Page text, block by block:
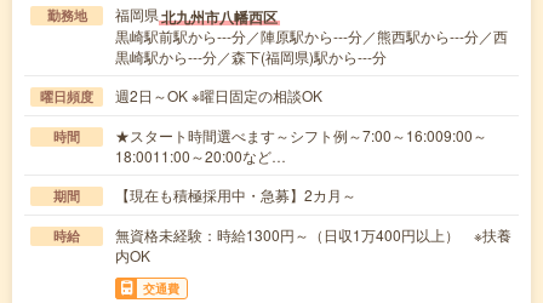
勤務地 福岡県北九州市八幡西区
黒崎駅前駅から---分／陣原駅から---分／熊西駅から---分／西
黒崎駅から---分／森下(福岡県)駅から---分
曜日頻度 週2日～OK ※曜日固定の相談OK
時間
★スタート時間選べます～シフト例～7:00～16:009:00～
18:0011:00～20:00など…
期間 【現在も積極採用中・急募】2カ月～
時給
無資格未経験：時給1300円～（日収1万400円以上） ※扶養
内OK
交通費